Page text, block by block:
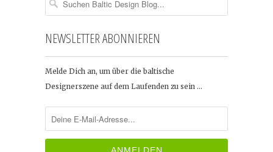
NEWSLETTER ABONNIEREN
Melde Dich an, um über die baltische
Designerszene auf dem Laufenden zu sein …